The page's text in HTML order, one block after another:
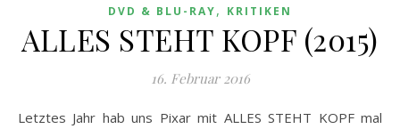
DVD & BLU-RAY, KRITIKEN
ALLES STEHT KOPF (2015)
16. Februar 2016
Letztes Jahr hab uns Pixar mit ALLES STEHT KOPF mal